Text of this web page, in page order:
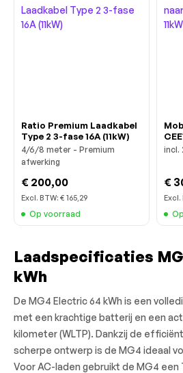
Ratio Premium Laadkabel
Type 2 3-fase 16A (11kW)
4/6/8 meter - Premium
afwerking
€ 200,00
Excl. BTW: € 165,29
Op voorraad
incl.
€
Excl.
Laadspecificaties
kWh
De MG4 Electric 64 kWh is een
met een krachtige batterij en een
kilometer (WLTP). Dankzij de
scherpe ontwerp is de MG4 ideaal
Voor AC-laden gebruikt de MG4 een